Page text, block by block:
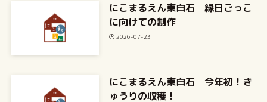
にこまるえん東白石 縁日ごっこ
に向けての制作
2026-07-23
にこまるえん東白石 今年初！き
ゅうりの収穫！